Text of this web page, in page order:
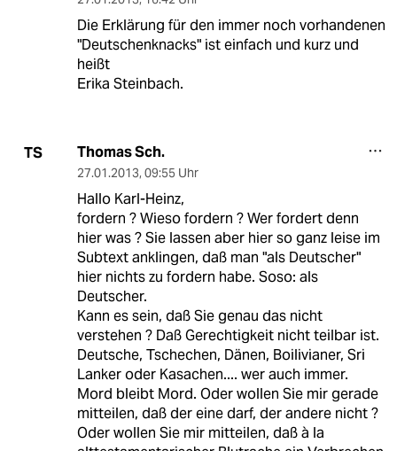
Die Erklärung für den immer noch vorhandenen
"Deutschenknacks" ist einfach und kurz und
heißt
Erika Steinbach.
TS Thomas Sch.
27.01.2013, 09:55 Uhr
Hallo Karl-Heinz,
fordern ? Wieso fordern ? Wer fordert denn
hier was ? Sie lassen aber hier so ganz leise im
Subtext anklingen, daß man "als Deutscher"
hier nichts zu fordern habe. Soso: als
Deutscher.
Kann es sein, daß Sie genau das nicht
verstehen ? Daß Gerechtigkeit nicht teilbar ist.
Deutsche, Tschechen, Dänen, Boilivianer, Sri
Lanker oder Kasachen.... wer auch immer.
Mord bleibt Mord. Oder wollen Sie mir gerade
mitteilen, daß der eine darf, der andere nicht ?
Oder wollen Sie mir mitteilen, daß à la